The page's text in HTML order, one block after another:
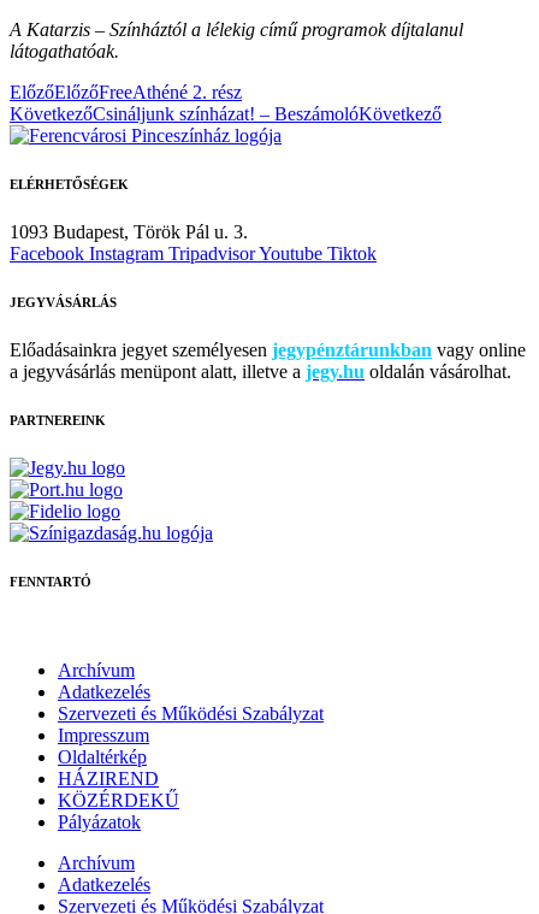
A Katarzis – Színháztól a lélekig című programok díjtalanul
látogathatóak.
ElőzőElőzőFreeAthéné 2. rész
KövetkezőCsináljunk színházat! – BeszámolóKövetkező
ELÉRHETŐSÉGEK
1093 Budapest, Török Pál u. 3.
Facebook Instagram TripadvisorYoutube Tiktok
JEGYVÁSÁRLÁS
Előadásainkra jegyet személyesen jegypénztárunkban vagy online
a jegyvásárlás menüpont alatt, illetve a jegy.hu oldalán vásárolhat.
PARTNEREINK
FENNTARTÓ
Archívum
Adatkezelés
Szervezeti és Működési Szabályzat
Impresszum
Oldaltérkép
HÁZIREND
KÖZÉRDEKŰ
Pályázatok
Archívum
Adatkezelés
Szervezeti és Működési Szabályzat